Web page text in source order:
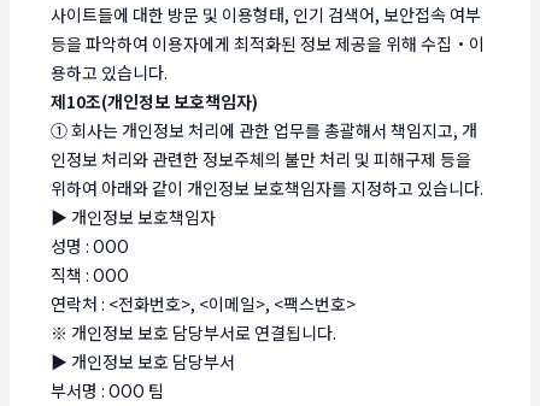
사이트들에 대한 방문 및 이용형태, 인기 검색어, 보안접속 여부
등을 파악하여 이용자에게 최적화된 정보 제공을 위해 수집・이
용하고 있습니다.
제10조(개인정보 보호책임자)
① 회사는 개인정보 처리에 관한 업무를 총괄해서 책임지고, 개
인정보 처리와 관련한 정보주체의 불만 처리 및 피해구제 등을
위하여 아래와 같이 개인정보 보호책임자를 지정하고 있습니다.
▶ 개인정보 보호책임자
성명 : OOO
직책 : OOO
연락처 : <전화번호>, <이메일>, <팩스번호>
※ 개인정보 보호 담당부서로 연결됩니다.
▶ 개인정보 보호 담당부서
부서명 : OOO 팀